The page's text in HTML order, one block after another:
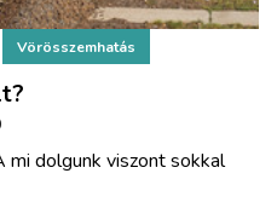
Vörösszemhatás
mi dolgunk viszont sokkal